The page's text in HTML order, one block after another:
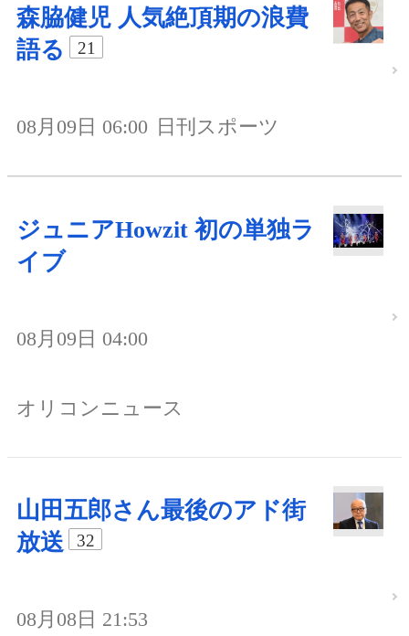
森脇健児 人気絶頂期の浪費
語る
21
08月09日 06:00 日刊スポーツ
ジュニアHowzit 初の単独ラ
イブ
08月09日 04:00
オリコンニュース
山田五郎さん最後のアド街
放送
32
08月08日 21:53